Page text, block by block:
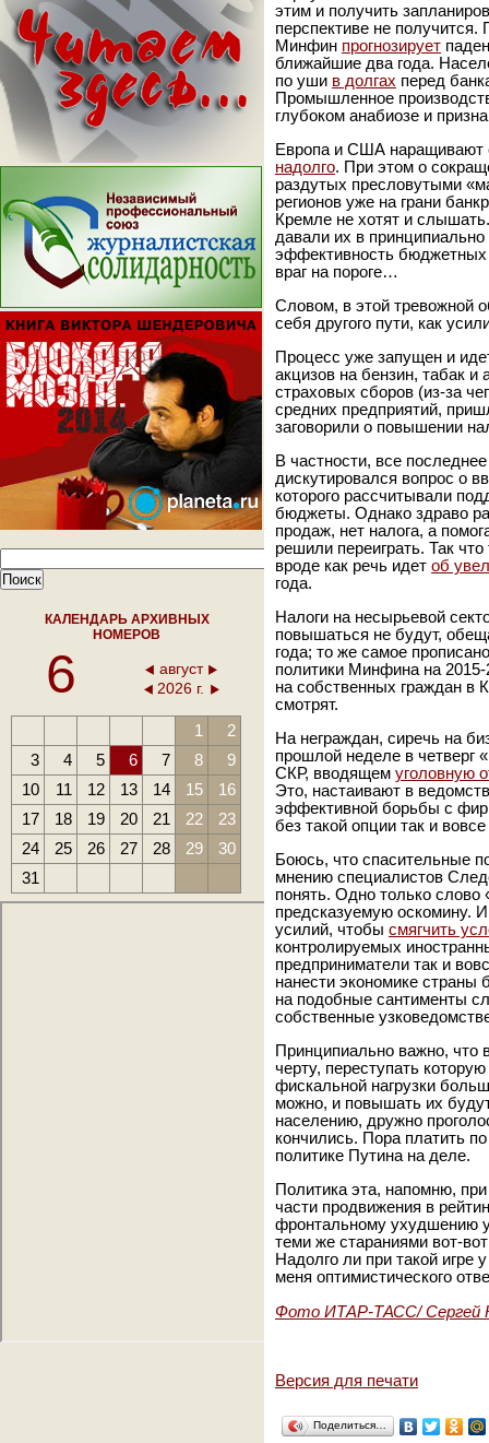
КАЛЕНДАРЬ АРХИВНЫХ
НОМЕРОВ
6
август
2026 г.
1
2
3
4 5 6 7 8
9
10
11 12 13 14 15
16
17
18 19 20 21 22
23
24
25 26 27 28 29
30
31
этим и получить
перспективе не получится.
Минфин прогнозирует
ближайшие два года.
по уши в долгах перед
Промышленное
глубоком анабиозе и
Европа и США наращивают
надолго. При этом о
раздутых пресловутыми
регионов уже на грани
Кремле не хотят и
давали их в
эффективность
враг на пороге…
Словом, в этой тревожной
себя другого пути, как
Процесс уже запущен и
акцизов на бензин, табак и
страховых сборов (из-за
средних предприятий,
заговорили о повышении
В частности, все
дискутировался вопрос о
которого рассчитывали
бюджеты. Однако здраво
продаж, нет налога, а
решили переиграть. Так
вроде как речь идет об
года.
Налоги на несырьевой
повышаться не будут,
года; то же самое
политики Минфина на
на собственных граждан в
смотрят.
На неграждан, сиречь на
прошлой неделе в четверг
СКР, вводящем уголовную
Это, настаивают в
эффективной борьбы с
без такой опции так и
Боюсь, что спасительные
мнению специалистов
понять. Одно только
предсказуемую оскомину.
усилий, чтобы смягчить
контролируемых
предприниматели так и
нанести экономике
на подобные сантименты
собственные
Принципиально важно, что
черту, переступать
фискальной нагрузки
можно, и повышать их
населению, дружно
кончились. Пора платить
политике Путина на деле.
Политика эта, напомню,
части продвижения в
фронтальному ухудшению
теми же стараниями вот-
Надолго ли при такой игре
меня оптимистического
Фото ИТАР-ТАСС/ Сергей
Версия для печати
Поделиться…